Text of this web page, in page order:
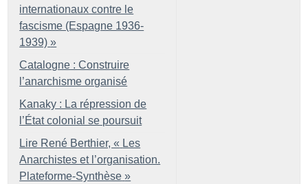
internationaux contre le
fascisme (Espagne 1936-
1939) »
Catalogne : Construire
l’anarchisme organisé
Kanaky : La répression de
l’État colonial se poursuit
Lire René Berthier, « Les
Anarchistes et l’organisation.
Plateforme-Synthèse »